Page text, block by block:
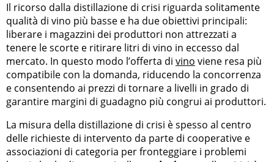
Il ricorso dalla distillazione di crisi riguarda solitamente
qualità di vino più basse e ha due obiettivi principali:
liberare i magazzini dei produttori non attrezzati a
tenere le scorte e ritirare litri di vino in eccesso dal
mercato. In questo modo l’offerta di vino viene resa più
compatibile con la domanda, riducendo la concorrenza
e consentendo ai prezzi di tornare a livelli in grado di
garantire margini di guadagno più congrui ai produttori.
La misura della distillazione di crisi è spesso al centro
delle richieste di intervento da parte di cooperative e
associazioni di categoria per fronteggiare i problemi